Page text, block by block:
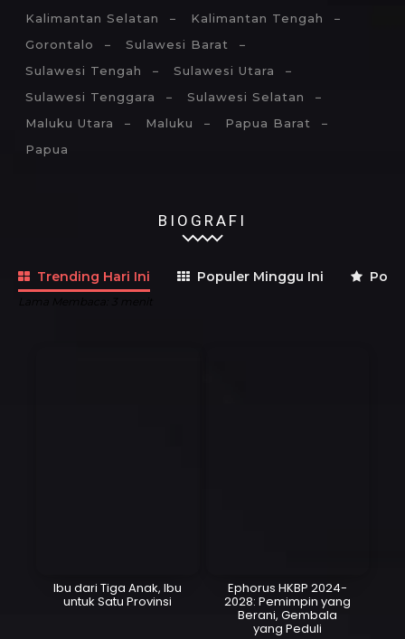
Kalimantan Selatan
Kalimantan Tengah
Gorontalo
Sulawesi Barat
Sulawesi Tengah
Sulawesi Utara
Sulawesi Tenggara
Sulawesi Selatan
Maluku Utara
Maluku
Papua Barat
Papua
BIOGRAFI
Trending Hari Ini Populer Minggu Ini
Ibu dari Tiga Anak, Ibu
untuk Satu Provinsi
Ephorus HKBP 2024-
2028: Pemimpin yang
Berani, Gembala
yang Peduli